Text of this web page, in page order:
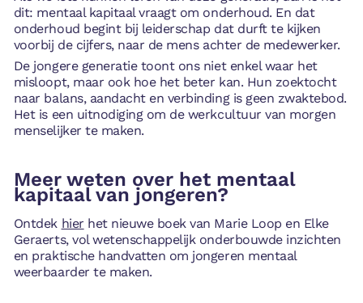
dit: mentaal kapitaal vraagt om onderhoud. En dat
onderhoud begint bij leiderschap dat durft te kijken
voorbij de cijfers, naar de mens achter de medewerker.
De jongere generatie toont ons niet enkel waar het
misloopt, maar ook hoe het beter kan. Hun zoektocht
naar balans, aandacht en verbinding is geen zwaktebod.
Het is een uitnodiging om de werkcultuur van morgen
menselijker te maken.
Meer weten over het mentaal
kapitaal van jongeren?
Ontdek hier het nieuwe boek van Marie Loop en Elke
Geraerts, vol wetenschappelijk onderbouwde inzichten
en praktische handvatten om jongeren mentaal
weerbaarder te maken.